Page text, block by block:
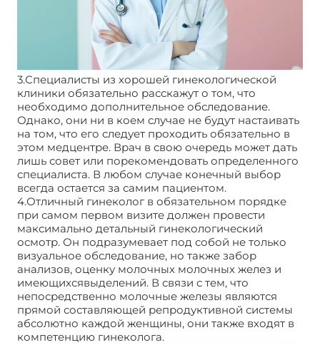
3.Специалисты из хорошей гинекологической
клиники обязательно расскажут о том, что
необходимо дополнительное обследование.
Однако, они ни в коем случае не будут настаивать
на том, что его следует проходить обязательно в
этом медцентре. Врач в свою очередь может дать
лишь совет или порекомендовать определенного
специалиста. В любом случае конечный выбор
всегда остается за самим пациентом.
4.Отличный гинеколог в обязательном порядке
при самом первом визите должен провести
максимально детальный гинекологический
осмотр. Он подразумевает под собой не только
визуальное обследование, но также забор
анализов, оценку молочных молочных желез и
имеющихсявыделений. В связи с тем, что
непосредственно молочные железы являются
прямой составляющей репродуктивной системы
абсолютно каждой женщины, они также входят в
компетенцию гинеколога.